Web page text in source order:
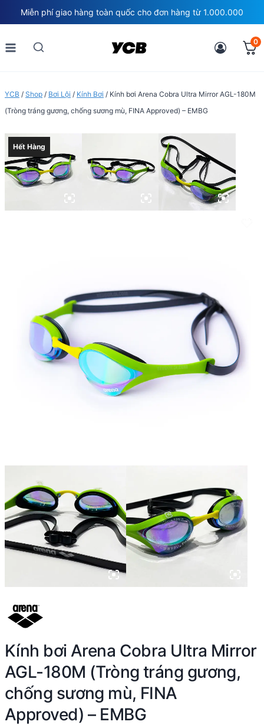
to
content
Miễn phí giao hàng toàn quốc cho đơn hàng từ 1.000.000
0
YCB / Shop / Bơi Lội / Kính Bơi / Kính bơi Arena Cobra Ultra Mirror AGL-180M
(Tròng tráng gương, chống sương mù, FINA Approved) – EMBG
Hết Hàng
Kính bơi Arena Cobra Ultra Mirror
AGL-180M (Tròng tráng gương,
chống sương mù, FINA
Approved) – EMBG